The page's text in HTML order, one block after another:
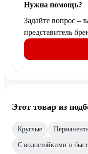
Нужна помощь?
Задайте вопрос –
представитель
Этот товар из
Круглые
С водостойкими и